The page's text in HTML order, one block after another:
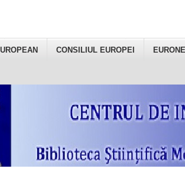
CONSILIUL EUROPEI